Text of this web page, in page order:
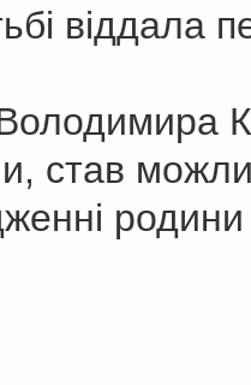
віддала
Володимира
став